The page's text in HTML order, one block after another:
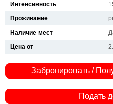
Интенсивность
Проживание
Наличие мест
Цена от
Забронировать /
Подать